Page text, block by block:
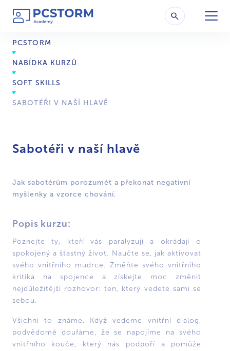
PCSTORM
NABÍDKA KURZŮ
SOFT SKILLS
SABOTÉŘI V NAŠÍ HLAVĚ
Sabotéři v naší hlavě
Jak sabotérům porozumět a překonat negativní
myšlenky a vzorce chování.
Popis kurzu:
Poznejte ty, kteří vás paralyzují a okrádají o
spokojený a šťastný život. Naučte se, jak aktivovat
svého vnitřního mudrce. Změňte svého vnitřního
kritika na spojence a získejte moc změnit
nejdůležitější rozhovor: ten, který vedete sami se
sebou.
Všichni to známe. Když vedeme vnitřní dialog,
podvědomě doufáme, že se napojíme na svého
vnitřního kouče, který nás podpoří a pomůže